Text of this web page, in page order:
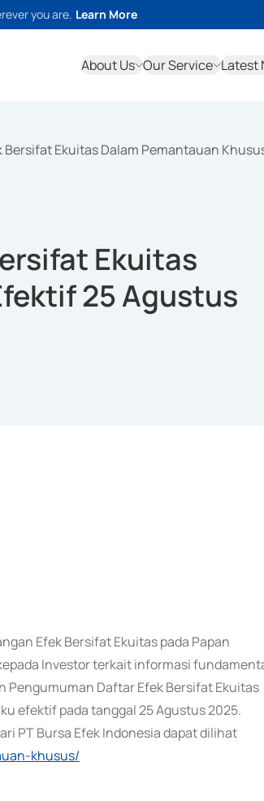
you are. Learn More
About Us Our Service Latest
Ekuitas Dalam Pemantauan
Ekuitas
25 Agustus
Efek Bersifat Ekuitas pada Papan
Investor terkait informasi
Daftar Efek Bersifat Ekuitas
efektif pada tanggal 25 Agustus 2025.
PT Bursa Efek Indonesia dapat dilihat
khusus/